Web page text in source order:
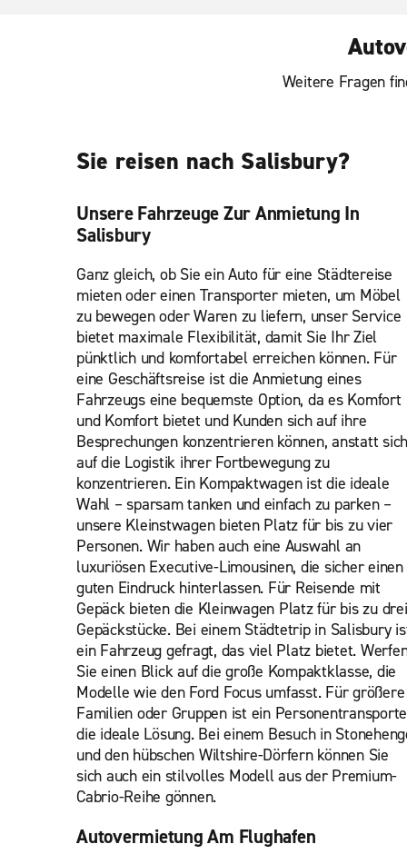
Weitere Fragen
Sie reisen nach Salisbury?
Unsere Fahrzeuge Zur Anmietung In
Salisbury
Ganz gleich, ob Sie ein Auto für eine Städtereise
mieten oder einen Transporter mieten, um Möbel
zu bewegen oder Waren zu liefern, unser Service
bietet maximale Flexibilität, damit Sie Ihr Ziel
pünktlich und komfortabel erreichen können. Für
eine Geschäftsreise ist die Anmietung eines
Fahrzeugs eine bequemste Option, da es Komfort
und Komfort bietet und Kunden sich auf ihre
Besprechungen konzentrieren können, anstatt sich
auf die Logistik ihrer Fortbewegung zu
konzentrieren. Ein Kompaktwagen ist die ideale
Wahl – sparsam tanken und einfach zu parken –
unsere Kleinstwagen bieten Platz für bis zu vier
Personen. Wir haben auch eine Auswahl an
luxuriösen Executive-Limousinen, die sicher einen
guten Eindruck hinterlassen. Für Reisende mit
Gepäck bieten die Kleinwagen Platz für bis zu drei
Gepäckstücke. Bei einem Städtetrip in Salisbury
ein Fahrzeug gefragt, das viel Platz bietet.
Sie einen Blick auf die große Kompaktklasse, die
Modelle wie den Ford Focus umfasst. Für größere
Familien oder Gruppen ist ein
die ideale Lösung. Bei einem Besuch in
und den hübschen Wiltshire-Dörfern können Sie
sich auch ein stilvolles Modell aus der Premium-
Cabrio-Reihe gönnen.
Autovermietung Am Flughafen